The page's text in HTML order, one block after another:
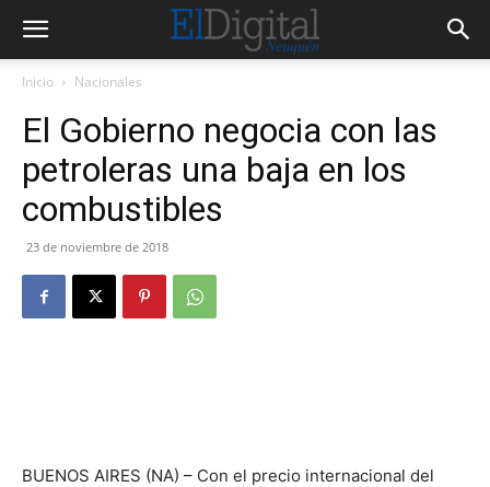
Inicio Nacionales
El Gobierno negocia con las
petroleras una baja en los
combustibles
23 de noviembre de 2018
BUENOS AIRES (NA) – Con el precio internacional del